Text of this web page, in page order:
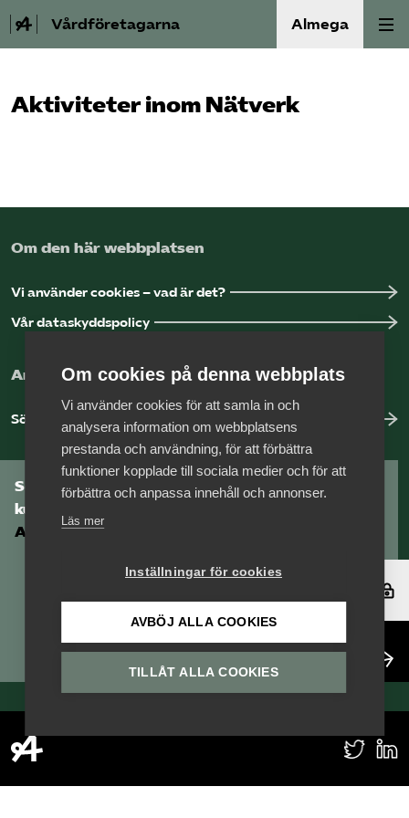
Vårdföretagarna Almega
Om oss
Kontakt
Pressrum
Mina sidor
Privat Vårdfakta
Sök på vardforetagarna.se
Aktiviteter inom Nätverk
Om den här webbplatsen
Vi använder cookies – vad är det?
Vår dataskyddspolicy
Arbeta hos Vårdföretagarna?
Sök jobb hos oss
Som medlem har du tillgång till vår digitala
kunskapsbank
Arbetsgivarguiden
Bli medlem
Om cookies på denna webbplats
Vi använder cookies för att samla in och
analysera information om webbplatsens
prestanda och användning, för att förbättra
funktioner kopplade till sociala medier och för att
förbättra och anpassa innehåll och annonser.
Läs mer
Inställningar för cookies
AVBÖJ ALLA COOKIES
TILLÅT ALLA COOKIES